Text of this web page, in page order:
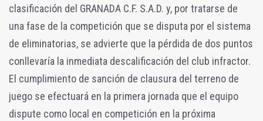
clasificación del GRANADA C.F. S.A.D. y, por tratarse de
una fase de la competición que se disputa por el sistema
de eliminatorias, se advierte que la pérdida de dos puntos
conllevaría la inmediata descalificación del club infractor.
El cumplimiento de sanción de clausura del terreno de
juego se efectuará en la primera jornada que el equipo
dispute como local en competición en la próxima